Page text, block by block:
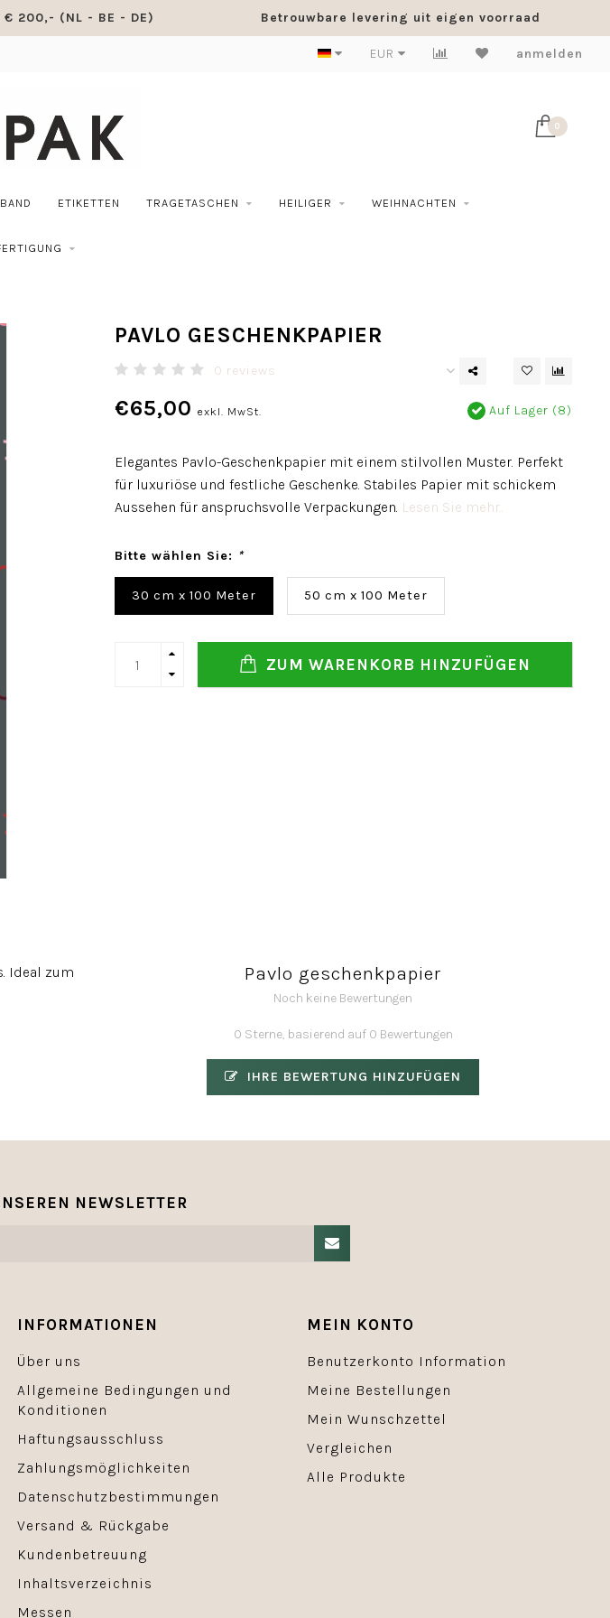
200,- (NL - BE - DE) Betrouwbare levering uit eigen voorraad
EUR anmelden
0
ETIKETTEN TRAGETASCHEN HEILIGER WEIHNACHTEN
PAVLO GESCHENKPAPIER
0 reviews
€65,00 exkl. MwSt. Auf Lager (8)
Elegantes Pavlo-Geschenkpapier mit einem stilvollen Muster. Perfekt
für luxuriöse und festliche Geschenke. Stabiles Papier mit schickem
Aussehen für anspruchsvolle Verpackungen. Lesen Sie mehr..
Bitte wählen Sie: *
30 cm x 100 Meter 50 cm x 100 Meter
ZUM WARENKORB HINZUFÜGEN
Ideal zum
Pavlo geschenkpapier
Noch keine Bewertungen
0 Sterne, basierend auf 0 Bewertungen
IHRE BEWERTUNG HINZUFÜGEN
NEWSLETTER
INFORMATIONEN
Über uns
Allgemeine Bedingungen und
Konditionen
Haftungsausschluss
Zahlungsmöglichkeiten
Datenschutzbestimmungen
Versand & Rückgabe
Kundenbetreuung
Inhaltsverzeichnis
Messen
MEIN KONTO
Benutzerkonto Information
Meine Bestellungen
Mein Wunschzettel
Vergleichen
Alle Produkte